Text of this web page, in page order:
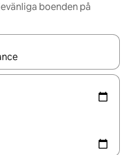
boenden på
du navigera med upp- och